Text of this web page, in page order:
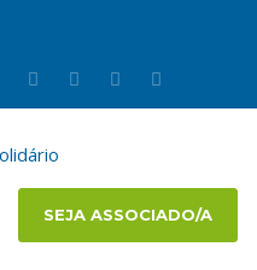
SEJA ASSOCIADO/A